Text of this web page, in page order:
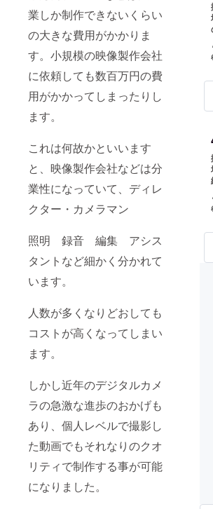
業しか制作できないくらい
の大きな費用がかかりま
す。小規模の映像製作会社
に依頼しても数百万円の費
用がかかってしまったりし
ます。
これは何故かといいます
と、映像製作会社などは分
業性になっていて、ディレ
クター・カメラマン
照明 録音 編集 アシス
タントなど細かく分かれて
います。
人数が多くなりどおしても
コストが高くなってしまい
ます。
しかし近年のデジタルカメ
ラの急激な進歩のおかげも
あり、個人レベルで撮影し
た動画でもそれなりのクオ
リティで制作する事が可能
になりました。